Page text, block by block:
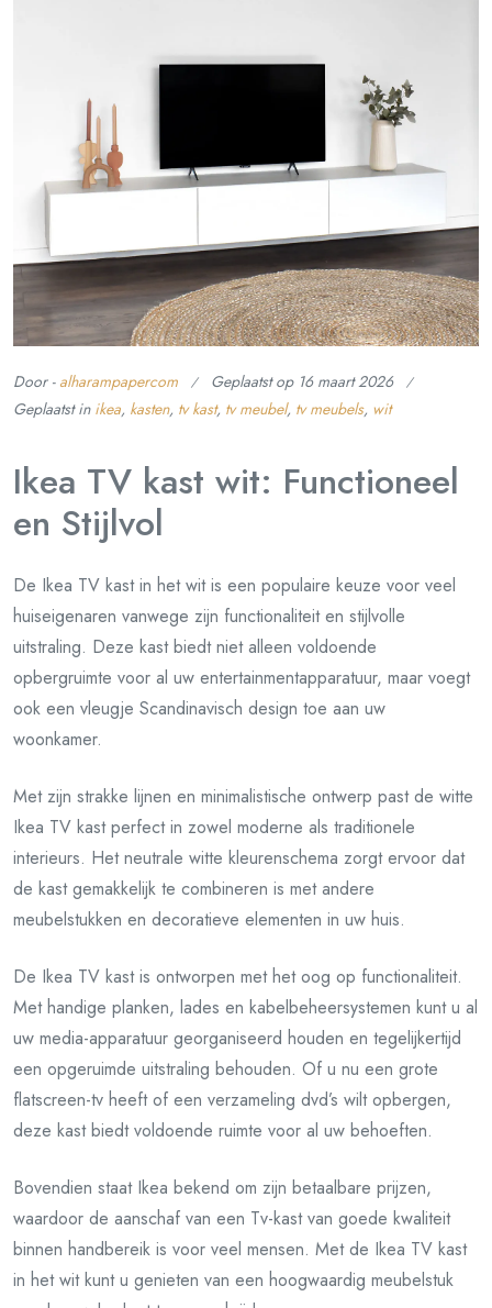
Door - alharampapercom Geplaatst op 16 maart 2026
Geplaatst in ikea, kasten, tv kast, tv meubel, tv meubels, wit
Ikea TV kast wit: Functioneel
en Stijlvol
De Ikea TV kast in het wit is een populaire keuze voor veel
huiseigenaren vanwege zijn functionaliteit en stijlvolle
uitstraling. Deze kast biedt niet alleen voldoende
opbergruimte voor al uw entertainmentapparatuur, maar voegt
ook een vleugje Scandinavisch design toe aan uw
woonkamer.
Met zijn strakke lijnen en minimalistische ontwerp past de witte
Ikea TV kast perfect in zowel moderne als traditionele
interieurs. Het neutrale witte kleurenschema zorgt ervoor dat
de kast gemakkelijk te combineren is met andere
meubelstukken en decoratieve elementen in uw huis.
De Ikea TV kast is ontworpen met het oog op functionaliteit.
Met handige planken, lades en kabelbeheersystemen kunt u al
uw media-apparatuur georganiseerd houden en tegelijkertijd
een opgeruimde uitstraling behouden. Of u nu een grote
flatscreen-tv heeft of een verzameling dvd’s wilt opbergen,
deze kast biedt voldoende ruimte voor al uw behoeften.
Bovendien staat Ikea bekend om zijn betaalbare prijzen,
waardoor de aanschaf van een Tv-kast van goede kwaliteit
binnen handbereik is voor veel mensen. Met de Ikea TV kast
in het wit kunt u genieten van een hoogwaardig meubelstuk